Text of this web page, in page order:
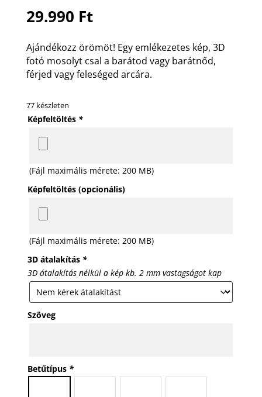
29.990 Ft
Ajándékozz örömöt! Egy emlékezetes kép, 3D
fotó mosolyt csal a barátod vagy barátnőd,
férjed vagy feleséged arcára.
77 készleten
Képfeltöltés *
(Fájl maximális mérete: 200 MB)
Képfeltöltés (opcionális)
(Fájl maximális mérete: 200 MB)
3D átalakítás *
3D átalakítás nélkül a kép kb. 2 mm vastagságot kap
Szöveg
Betűtípus *